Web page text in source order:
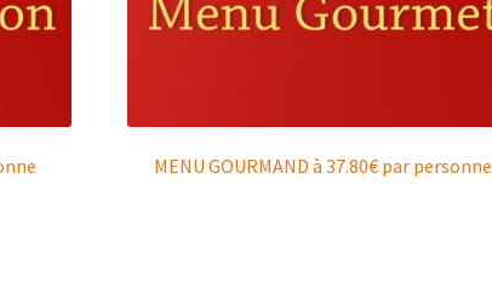
MENU GOURMAND à 37.80€ par personne